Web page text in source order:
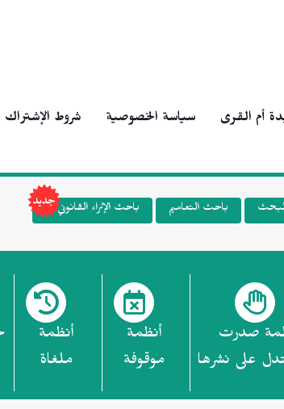
أم القرى سياسة الخصوصية شروط الإشتراك
باحث التعاميم باحث الإثراء القانوني
صدرت
على نشرها
أنظمة
موقوفة
أنظمة
ملغاة